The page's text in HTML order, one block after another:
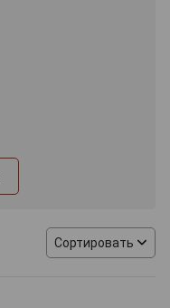
Сортировать